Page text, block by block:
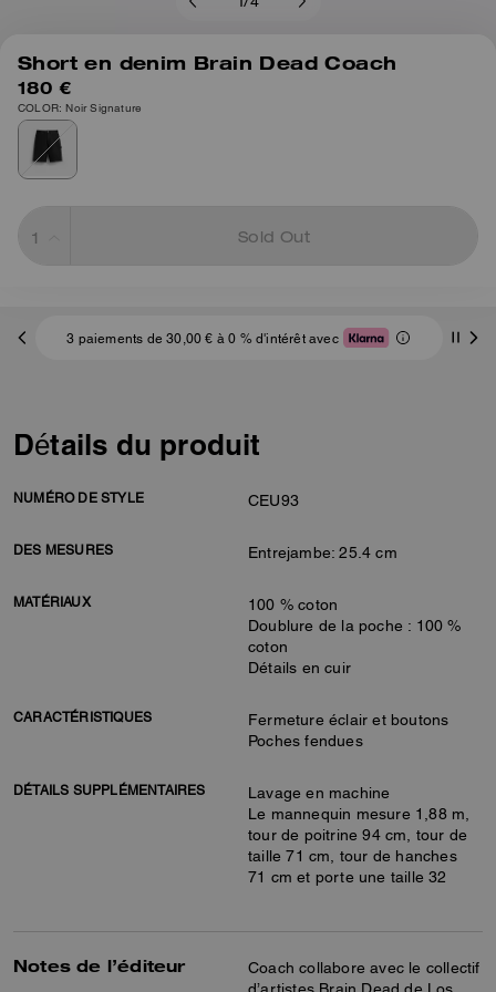
/4
Short en denim Brain Dead Coach
180 €
COLOR: Noir Signature
Sold Out
3 paiements de 30,00 € à 0 % d'intérêt avec
Détails du produit
NUMÉRO DE STYLE CEU93
DES MESURES Entrejambe: 25.4 cm
MATÉRIAUX
100 % coton
Doublure de la poche : 100 %
coton
Détails en cuir
CARACTÉRISTIQUES
Fermeture éclair et boutons
Poches fendues
DÉTAILS SUPPLÉMENTAIRES
Lavage en machine
Le mannequin mesure 1,88 m,
tour de poitrine 94 cm, tour de
taille 71 cm, tour de hanches
71 cm et porte une taille 32
Notes de l’éditeur
Coach collabore avec le collectif